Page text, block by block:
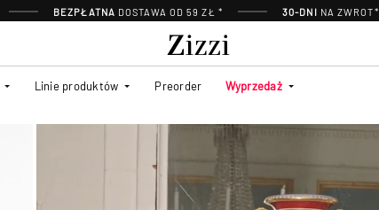
BEZPŁATNA DOSTAWA OD 59 ZŁ * 30-DNI NA ZWROT*
Linie produktów Preorder Wyprzedaż